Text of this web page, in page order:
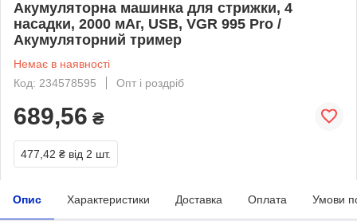
Акумуляторна машинка для стрижки, 4
насадки, 2000 мАг, USB, VGR 995 Pro /
Акумуляторний тример
Немає в наявності
Код: 234578595
Опт і роздріб
689,56 ₴
477,42 ₴ від 2 шт.
Опис Характеристики Доставка Оплата Умови